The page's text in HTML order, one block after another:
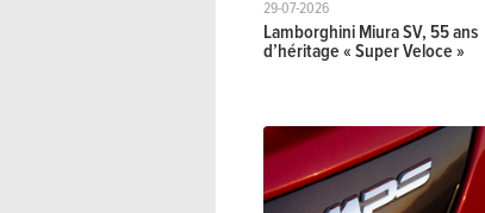
29-07-2026
Lamborghini Miura SV, 55 ans
d’héritage « Super Veloce »